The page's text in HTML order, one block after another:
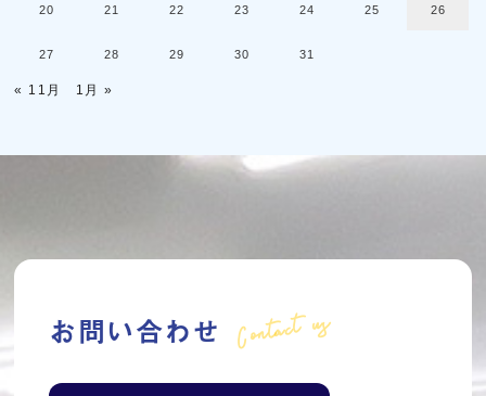
20 21 22 23 24 25 26
27 28 29 30 31
« 11月 1月 »
お問い合わせ Contact us